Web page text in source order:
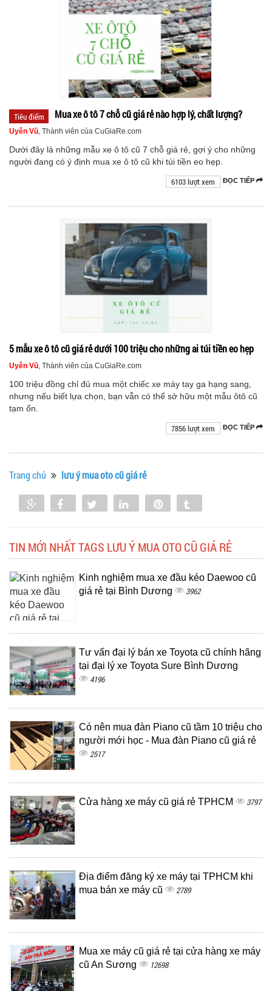
Tiêu điểm Mua xe ô tô 7 chỗ cũ giá rẻ nào hợp lý, chất lượng?
Uyên Vũ, Thành viên của CuGiaRe.com
Dưới đây là những mẫu xe ô tô cũ 7 chỗ giá rẻ, gợi ý cho những
người đang có ý định mua xe ô tô cũ khi túi tiền eo hẹp.
ĐỌC TIẾP
6103 lượt xem
5 mẫu xe ô tô cũ giá rẻ dưới 100 triệu cho những ai túi tiền eo hẹp
Uyên Vũ, Thành viên của CuGiaRe.com
100 triệu đồng chỉ đủ mua một chiếc xe máy tay ga hạng sang,
nhưng nếu biết lựa chọn, bạn vẫn có thể sở hữu một mẫu ôtô cũ
tạm ổn.
ĐỌC TIẾP
7856 lượt xem
Trang chủ lưu ý mua oto cũ giá rẻ
Share Share Tweet Share
TIN MỚI NHẤT TAGS LƯU Ý MUA OTO CŨ GIÁ RẺ
Kinh nghiệm mua xe đầu kéo Daewoo cũ
giá rẻ tại Bình Dương
3962
Tư vấn đại lý bán xe Toyota cũ chính hãng
tại đại lý xe Toyota Sure Bình Dương
4196
Có nên mua đàn Piano cũ tầm 10 triệu cho
người mới học - Mua đàn Piano cũ giá rẻ
2517
Cửa hàng xe máy cũ giá rẻ TPHCM 3797
Địa điểm đăng ký xe máy tại TPHCM khi
mua bán xe máy cũ
2789
Mua xe máy cũ giá rẻ tại cửa hàng xe máy
cũ An Sương
12698